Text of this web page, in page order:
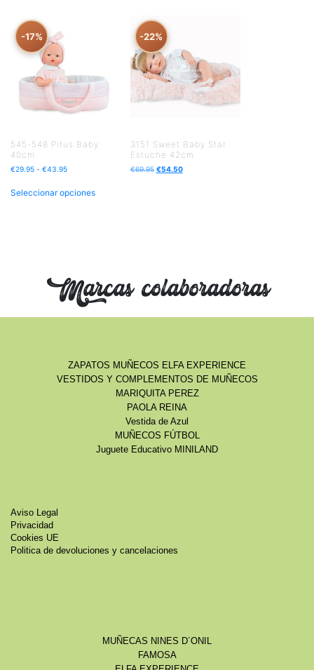
-17%
545-548 Pitus Baby
40cm
€29.95 - €43.95
Seleccionar opciones
-22%
3151 Sweet Baby Star
Estuche 42cm
€69.95 €54.50
Marcas colaboradoras
ZAPATOS MUÑECOS ELFA EXPERIENCE
VESTIDOS Y COMPLEMENTOS DE MUÑECOS
MARIQUITA PEREZ
PAOLA REINA
Vestida de Azul
MUÑECOS FÚTBOL
Juguete Educativo MINILAND
Aviso Legal
Privacidad
Cookies UE
Politica de devoluciones y cancelaciones
MUÑECAS NINES D´ONIL
FAMOSA